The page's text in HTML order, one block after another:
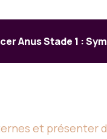
Anus Stade 1 :
et présenter